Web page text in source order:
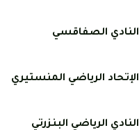
النادي الصفاقسي
الإتحاد الرياضي المنستيري
النادي الرياضي البنزرتي